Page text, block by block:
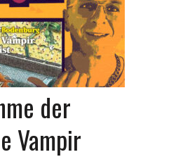
der
Vampir